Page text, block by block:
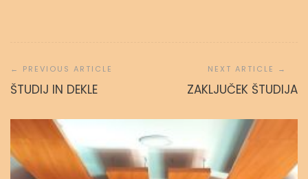
prispevka
ŠTUDIJ IN DEKLE ZAKLJUČEK ŠTUDIJA